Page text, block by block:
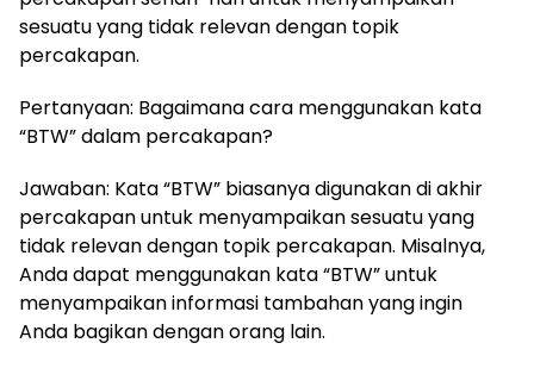
sesuatu yang tidak relevan dengan topik
percakapan.
Pertanyaan: Bagaimana cara menggunakan kata
“BTW” dalam percakapan?
Jawaban: Kata “BTW” biasanya digunakan di akhir
percakapan untuk menyampaikan sesuatu yang
tidak relevan dengan topik percakapan. Misalnya,
Anda dapat menggunakan kata “BTW” untuk
menyampaikan informasi tambahan yang ingin
Anda bagikan dengan orang lain.